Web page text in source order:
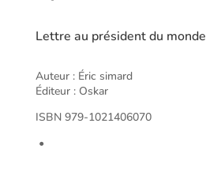
Lettre au président du monde
Auteur : Éric simard
Éditeur : Oskar
ISBN979-1021406070
•